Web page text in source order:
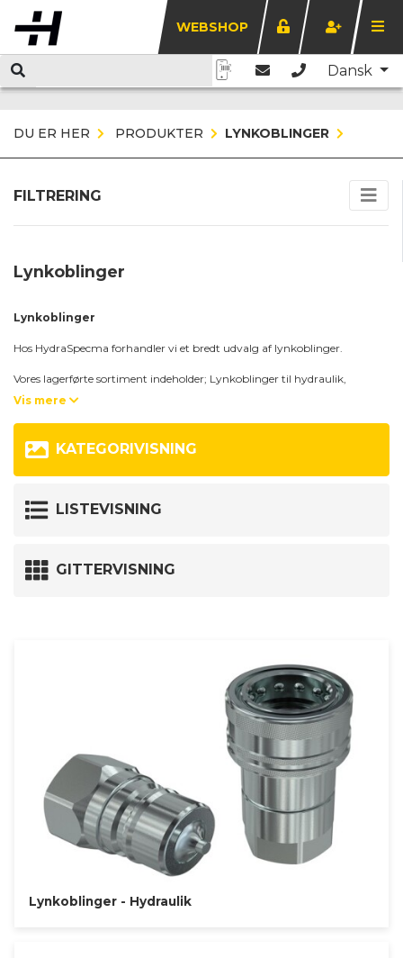
WEBSHOP
Dansk
DU ER HER PRODUKTER LYNKOBLINGER
FILTRERING
Lynkoblinger
Lynkoblinger
Hos HydraSpecma forhandler vi et bredt udvalg af lynkoblinger.
Vores lagerførte sortiment indeholder; Lynkoblinger til hydraulik,
Lynkoblinger til vand, luft, gas og multikoblinger.
Hvis du ikke kan finde en lynkobling som matcher dine kriterier, så
står vores salgsafdeling klar til at hjælpe dig. Kontakt os her:
eller
hsdk@hydraspecma.com
Vis mere
KATEGORIVISNING
LISTEVISNING
GITTERVISNING
Lynkoblinger - Hydraulik